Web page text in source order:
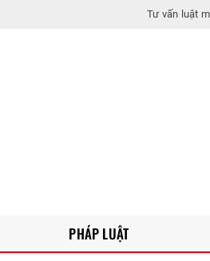
Tư vấn luật
PHÁP LUẬT